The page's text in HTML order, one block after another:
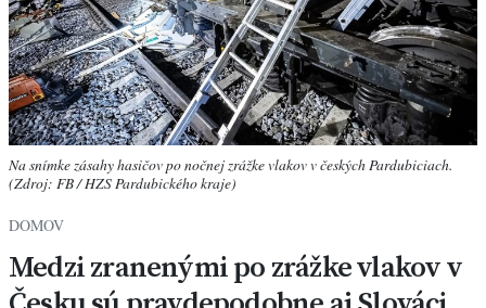
Na snímke zásahy hasičov po nočnej zrážke vlakov v českých Pardubiciach.
(Zdroj: FB / HZS Pardubického kraje)
DOMOV
Medzi zranenými po zrážke vlakov v